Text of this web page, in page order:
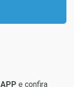
APP e confira